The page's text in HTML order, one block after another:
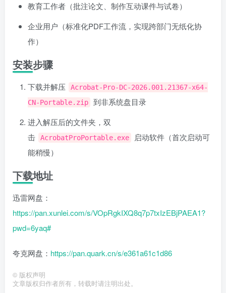
教育工作者（批注论文、制作互动课件与试卷）
企业用户（标准化PDF工作流，实现跨部门无纸化协
作）
安装步骤
下载并解压
Acrobat-Pro-DC-2026.001.21367-x64-
CN-Portable.zip
到非系统盘目录
进入解压后的文件夹，双
击
AcrobatProPortable.exe
启动软件（首次启动可
能稍慢）
下载地址
迅雷网盘：
https://pan.xunlei.com/s/VOpRgkIXQ8q7p7txIzEBjPAEA1?
pwd=6yaq#
夸克网盘： https://pan.quark.cn/s/e361a61c1d86
© 版权声明
文章版权归作者所有，转载时请注明出处。